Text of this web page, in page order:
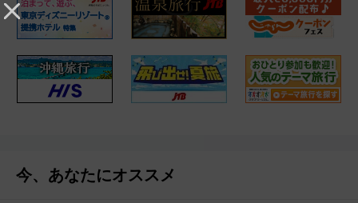
今、あなたにオススメ